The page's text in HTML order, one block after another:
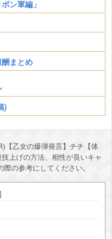
ン軍編」
まとめ
)
【乙女の爆弾発言】チチ【体
上げの方法、相性が良いキャ
の参考にしてください。